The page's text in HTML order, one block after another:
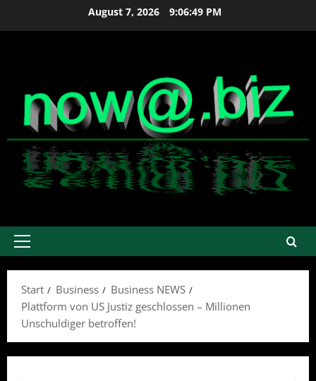
August 7, 2026 9:06:49 PM
Primäres
Start
Business
Business NEWS
Plattform von US Justiz geschlossen – Millionen
Unschuldiger betroffen!